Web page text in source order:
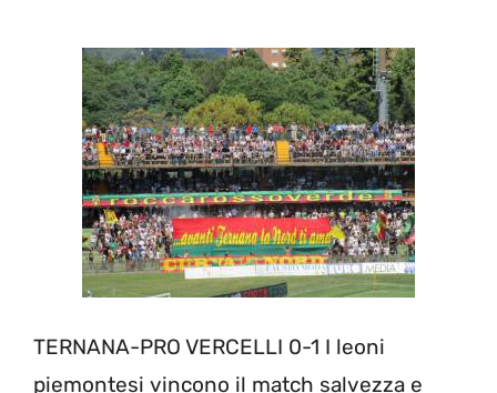
TERNANA-PRO VERCELLI 0-1 I leoni
piemontesi vincono il match salvezza e